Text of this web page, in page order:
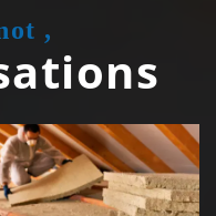
,
Isolation de
toiture 39
Jura